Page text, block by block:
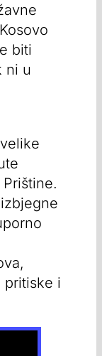
biti
ni u
pritiske i